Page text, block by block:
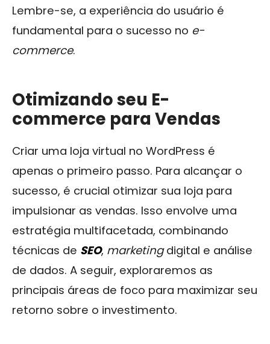
Lembre-se, a experiência do usuário é
fundamental para o sucesso no e-
commerce.
Otimizando seu E-
commerce para Vendas
Criar uma loja virtual no WordPress é
apenas o primeiro passo. Para alcançar o
sucesso, é crucial otimizar sua loja para
impulsionar as vendas. Isso envolve uma
estratégia multifacetada, combinando
técnicas de SEO, marketingdigital e análise
de dados. A seguir, exploraremos as
principais áreas de foco para maximizar seu
retorno sobre o investimento.